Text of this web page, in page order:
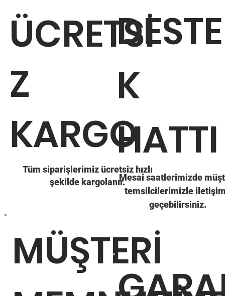
ÜCRETSİ
Z
KARGO
Tüm siparişlerimiz ücretsiz hızlı
şekilde kargolanır.
DESTE
K
HATTI
Mesai saatlerimizde
temsilcilerimizle
geçebilirsiniz.
MÜŞTERİ